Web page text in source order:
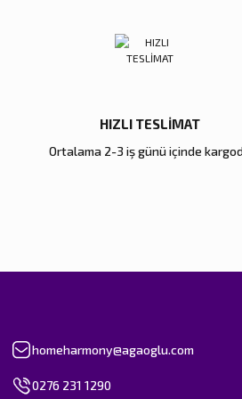
Bu ürüne benzer farklı
HIZLI TESLİMAT
Ortalama 2-3 iş günü içinde
homeharmony@agaoglu.com
0276 231 1290